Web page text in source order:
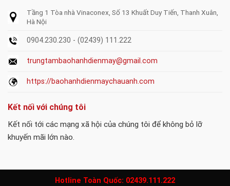
Tầng 1 Tòa nhà Vinaconex, Số 13 Khuất Duy Tiến, Thanh Xuân,
Hà Nội
0904.230.230 - (02439) 111.222
trungtambaohanhdienmay@gmail.com
https://baohanhdienmaychauanh.com
Kết nối với chúng tôi
Kết nối tới các mạng xã hội của chúng tôi để không bỏ lỡ
khuyến mãi lớn nào.
Hotline Toàn Quốc: 02439.111.222